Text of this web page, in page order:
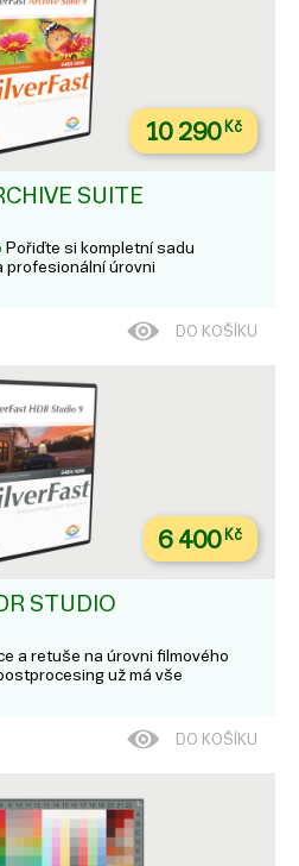
10 290Kč
SUITE
Pořiďte si kompletní sadu
profesionální úrovni
DO KOŠÍKU
6 400Kč
STUDIO
a retuše na úrovni filmového
už má vše
DO KOŠÍKU